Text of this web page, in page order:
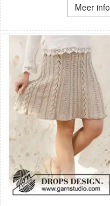
Meer info